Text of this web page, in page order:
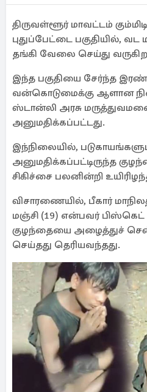
திருவள்ளூர் மாவட்டம்
புதுப்பேட்டை பகுதியில்,
தங்கி வேலை செய்து
இந்த பகுதியை சேர்ந்த
வன்கொடுமைக்கு ஆளான
ஸ்டான்லி அரசு
அனுமதிக்கப்பட்டது.
இந்நிலையில்,
அனுமதிக்கப்பட்டிருந்த
சிகிச்சை பலனின்றி
விசாரணையில், பீகார்
மஞ்சி (19) என்பவர் பிஸ்கெட்
குழந்தையை அழைத்துச்
செய்தது தெரியவந்தது.